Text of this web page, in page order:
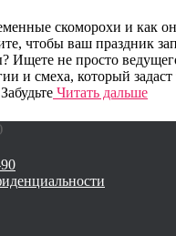
скоморохи и как
чтобы ваш праздник
Ищете не просто
и смеха, который
Читать дальше